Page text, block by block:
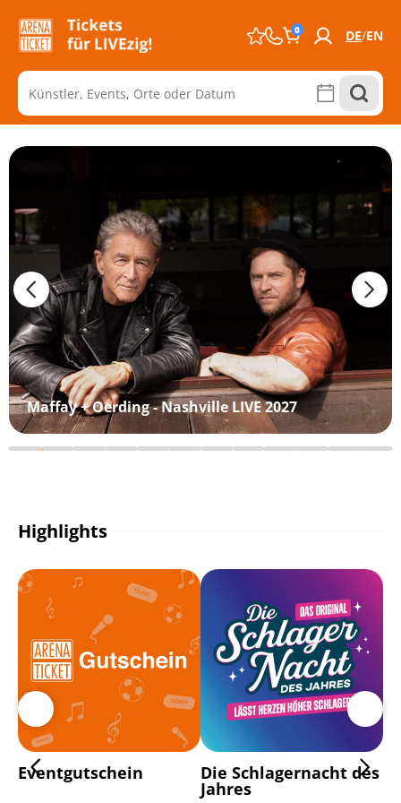
0 DE EN
Maffay + Oerding - Nashville LIVE 2027
Highlights
Eventgutschein Die Schlagernacht des
Jahres